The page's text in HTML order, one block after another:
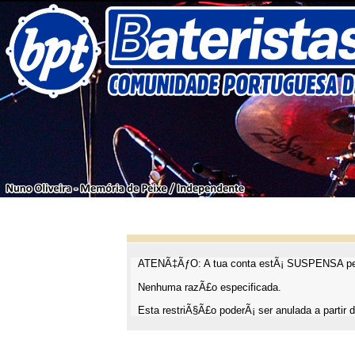
ATENÃ‡ÃƒO: A tua conta estÃ¡ SUSPENSA
Nenhuma razÃ£o especificada.
Esta restriÃ§Ã£o poderÃ¡ ser anulada a partir